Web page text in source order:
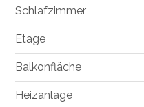
Schlafzimmer
Etage
Balkonfläche
Heizanlage